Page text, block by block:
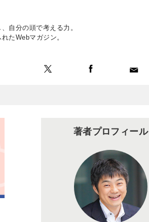
自分の頭で考える力。
たWebマガジン。
著者プロフィール